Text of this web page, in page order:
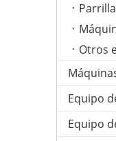
Otros
Equipo
Equipo